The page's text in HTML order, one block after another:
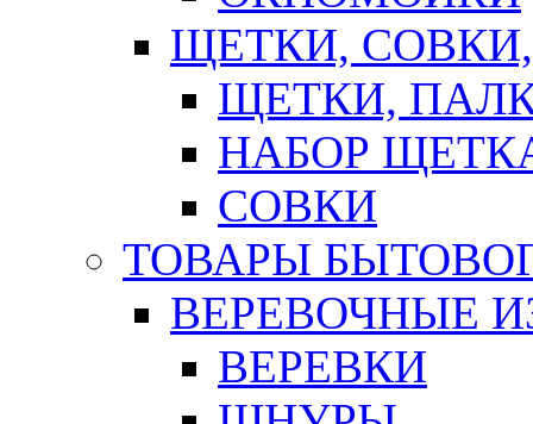
ЩЕТКИ,
ЩЕТКИ,
НАБОР
СОВКИ
ТОВАРЫ
ВЕРЕВОЧНЫЕ
ВЕРЕВКИ